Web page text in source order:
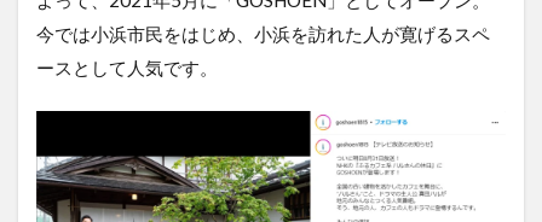
今では小浜市民をはじめ、小浜を訪れた人が寛げるスペ
ースとして人気です。